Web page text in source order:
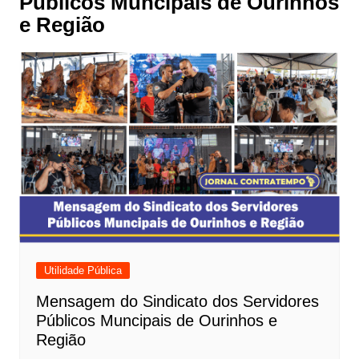
e Região
Utilidade Pública
Mensagem do Sindicato dos Servidores
Públicos Muncipais de Ourinhos e
Região